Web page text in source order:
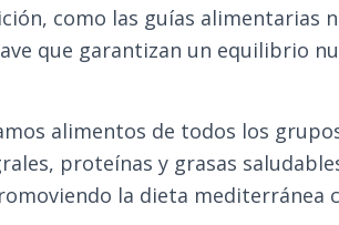
como las guías alimentarias
que garantizan un equilibrio
alimentos de todos los
proteínas y grasas
la dieta mediterránea